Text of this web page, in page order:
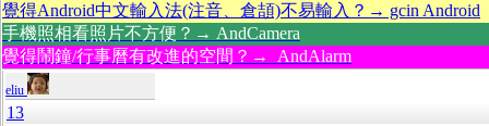
覺得Android中文輸入法(注音、倉頡)不易輸入？→ gcin Android
手機照相看照片不方便？→ AndCamera
覺得鬧鐘/行事曆有改進的空間？→ AndAlarm
eliu
13